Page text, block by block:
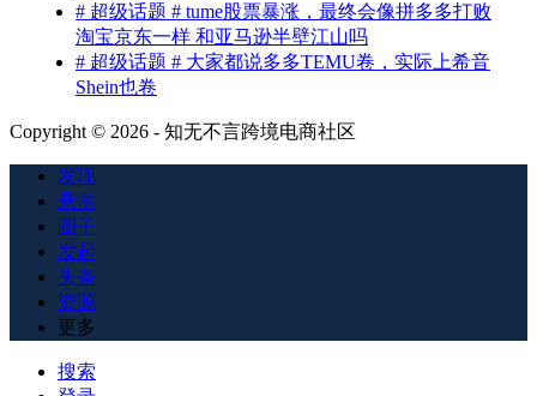
# 超级话题 # tume股票暴涨，最终会像拼多多打败
淘宝京东一样 和亚马逊半壁江山吗
# 超级话题 # 大家都说多多TEMU卷，实际上希音
Shein也卷
Copyright © 2026 - 知无不言跨境电商社区
发现
悬赏
圈子
发起
头条
资源
更多
搜索